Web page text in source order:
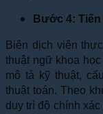
Bước 4:
Biên dịch viên
thuật ngữ khoa
mô tả kỹ thuật,
thuật toán. Theo
duy trì độ chính